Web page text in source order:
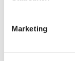
Marketing